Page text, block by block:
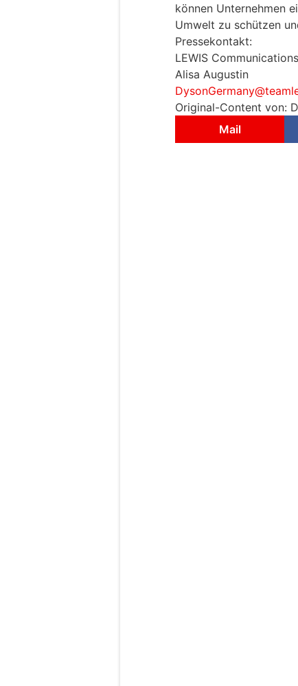
können Unternehmen
Umwelt zu schützen
Pressekontakt:
LEWIS Communications
Alisa Augustin
Original-Content von:
Mail